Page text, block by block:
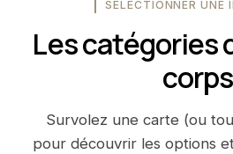
SÉLECTIONNER UNE
Les catégories
corps
Survolez une carte (ou
pour découvrir les options